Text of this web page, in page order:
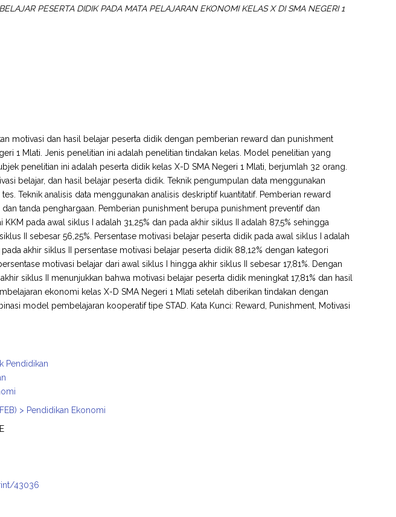
PESERTA DIDIK PADA MATA PELAJARAN EKONOMI KELAS X DI SMA NEGERI 1
motivasi dan hasil belajar peserta didik dengan pemberian reward dan punishment
1 Mlati. Jenis penelitian ini adalah penelitian tindakan kelas. Model penelitian yang
penelitian ini adalah peserta didik kelas X-D SMA Negeri 1 Mlati, berjumlah 32 orang.
belajar, dan hasil belajar peserta didik. Teknik pengumpulan data menggunakan
Teknik analisis data menggunakan analisis deskriptif kuantitatif. Pemberian reward
tanda penghargaan. Pemberian punishment berupa punishment preventif dan
pada awal siklus I adalah 31,25% dan pada akhir siklus II adalah 87,5% sehingga
II sebesar 56,25%. Persentase motivasi belajar peserta didik pada awal siklus I adalah
akhir siklus II persentase motivasi belajar peserta didik 88,12% dengan kategori
motivasi belajar dari awal siklus I hingga akhir siklus II sebesar 17,81%. Dengan
siklus II menunjukkan bahwa motivasi belajar peserta didik meningkat 17,81% dan hasil
ekonomi kelas X-D SMA Negeri 1 Mlati setelah diberikan tindakan dengan
model pembelajaran kooperatif tipe STAD. Kata Kunci: Reward, Punishment, Motivasi
Pendidikan
> Pendidikan Ekonomi
43036